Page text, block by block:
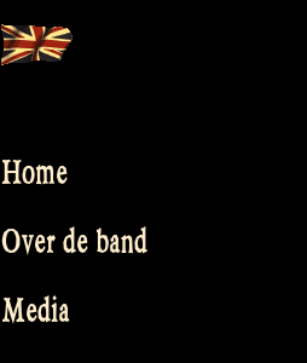
to
Home
Over de band
Media